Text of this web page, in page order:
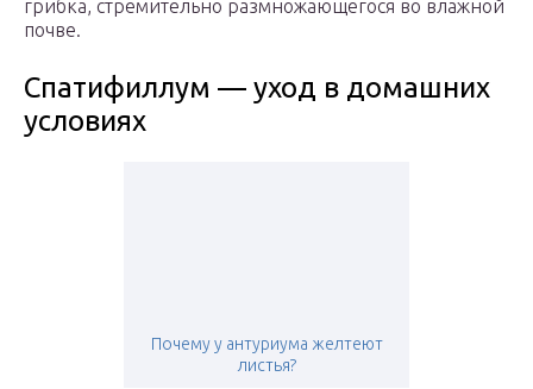
грибка, стремительно размножающегося во влажной
почве.
Спатифиллум — уход в домашних
условиях
Почему у антуриума желтеют
листья?